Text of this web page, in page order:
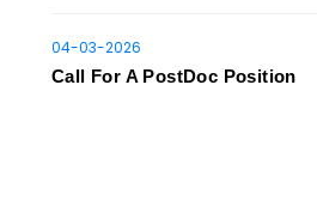
04-03-2026
Call For A PostDoc Position